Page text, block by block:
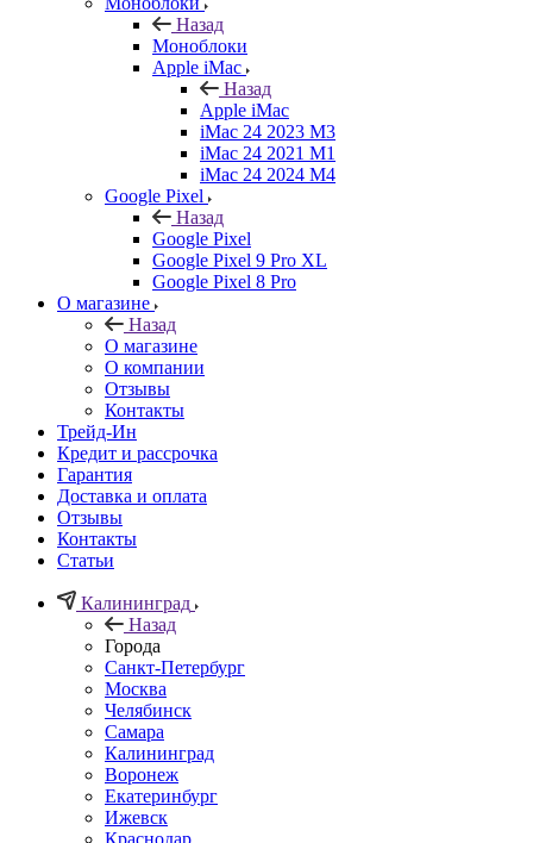
Назад
Моноблоки
Apple iMac
Назад
Apple iMac
iMac 24 2023 M3
iMac 24 2021 M1
iMac 24 2024 M4
Google Pixel
Назад
Google Pixel
Google Pixel 9 Pro XL
Google Pixel 8 Pro
О магазине
Назад
О магазине
О компании
Отзывы
Контакты
Трейд-Ин
Кредит и рассрочка
Гарантия
Доставка и оплата
Отзывы
Контакты
Статьи
Калининград
Назад
Города
Санкт-Петербург
Москва
Челябинск
Самара
Калининград
Воронеж
Екатеринбург
Ижевск
Краснодар